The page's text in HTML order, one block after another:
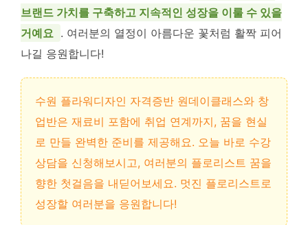
브랜드 가치를 구축하고 지속적인 성장을 이룰 수 있을
거예요 . 여러분의 열정이 아름다운 꽃처럼 활짝 피어
나길 응원합니다!
수원 플라워디자인 자격증반 원데이클래스와 창
업반은 재료비 포함에 취업 연계까지, 꿈을 현실
로 만들 완벽한 준비를 제공해요. 오늘 바로 수강
상담을 신청해보시고, 여러분의 플로리스트 꿈을
향한 첫걸음을 내딛어보세요. 멋진 플로리스트로
성장할 여러분을 응원합니다!